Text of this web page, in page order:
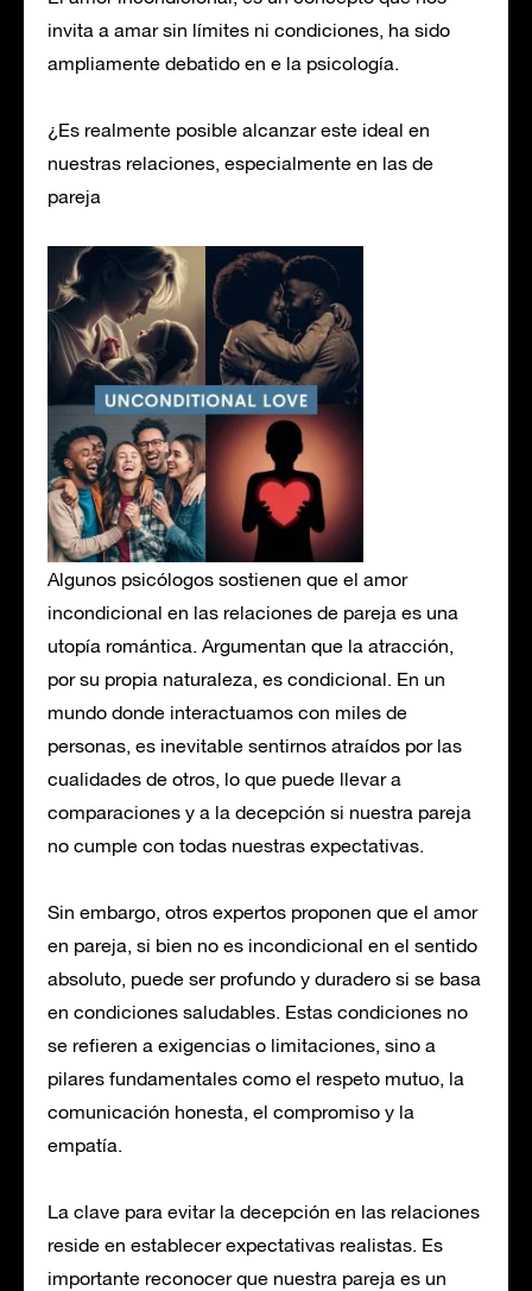
invita a amar sin límites ni condiciones, ha sido
ampliamente debatido en e la psicología.
¿Es realmente posible alcanzar este ideal en
nuestras relaciones, especialmente en las de
pareja
Algunos psicólogos sostienen que el amor
incondicional en las relaciones de pareja es una
utopía romántica. Argumentan que la atracción,
por su propia naturaleza, es condicional. En un
mundo donde interactuamos con miles de
personas, es inevitable sentirnos atraídos por las
cualidades de otros, lo que puede llevar a
comparaciones y a la decepción si nuestra pareja
no cumple con todas nuestras expectativas.
Sin embargo, otros expertos proponen que el amor
en pareja, si bien no es incondicional en el sentido
absoluto, puede ser profundo y duradero si se basa
en condiciones saludables. Estas condiciones no
se refieren a exigencias o limitaciones, sino a
pilares fundamentales como el respeto mutuo, la
comunicación honesta, el compromiso y la
empatía.
La clave para evitar la decepción en las relaciones
reside en establecer expectativas realistas. Es
importante reconocer que nuestra pareja es un